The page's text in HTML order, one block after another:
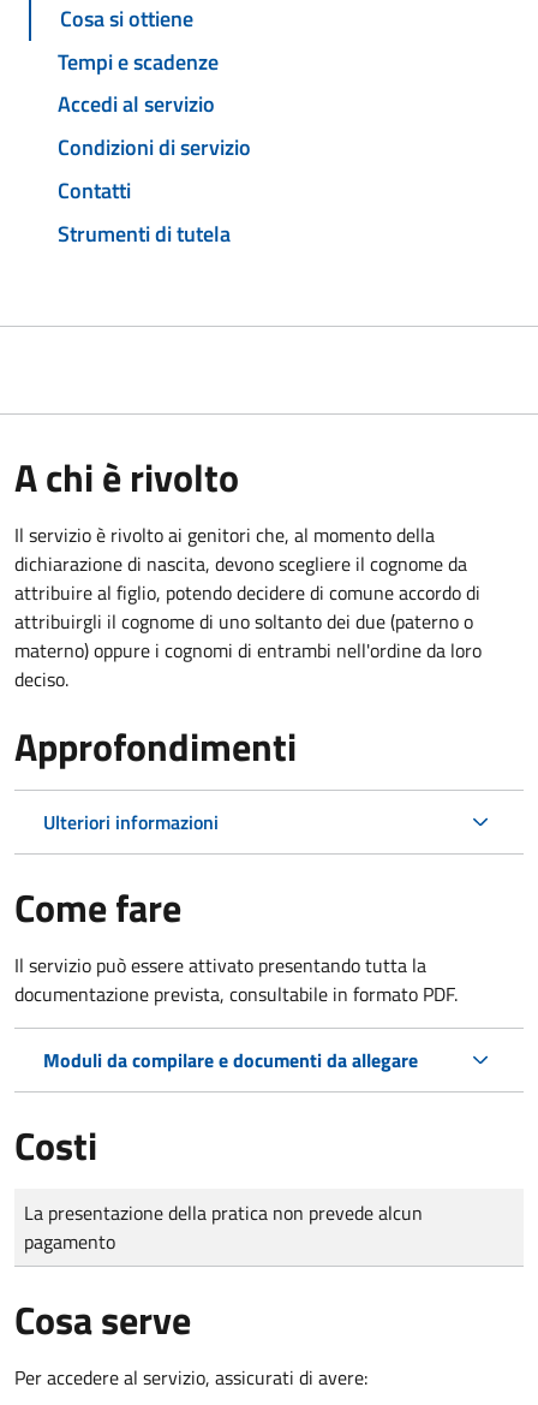
Cosa si ottiene
Tempi e scadenze
Accedi al servizio
Condizioni di servizio
Contatti
Strumenti di tutela
A chi è rivolto
Il servizio è rivolto ai genitori che, al momento della
dichiarazione di nascita, devono scegliere il cognome da
attribuire al figlio, potendo decidere di comune accordo di
attribuirgli il cognome di uno soltanto dei due (paterno o
materno) oppure i cognomi di entrambi nell'ordine da loro
deciso.
Approfondimenti
Ulteriori informazioni
Come fare
Il servizio può essere attivato presentando tutta la
documentazione prevista, consultabile in formato PDF.
Moduli da compilare e documenti da allegare
Costi
Tipo di pagamento
Importo
La presentazione della pratica non prevede alcun
pagamento
Cosa serve
Per accedere al servizio, assicurati di avere: